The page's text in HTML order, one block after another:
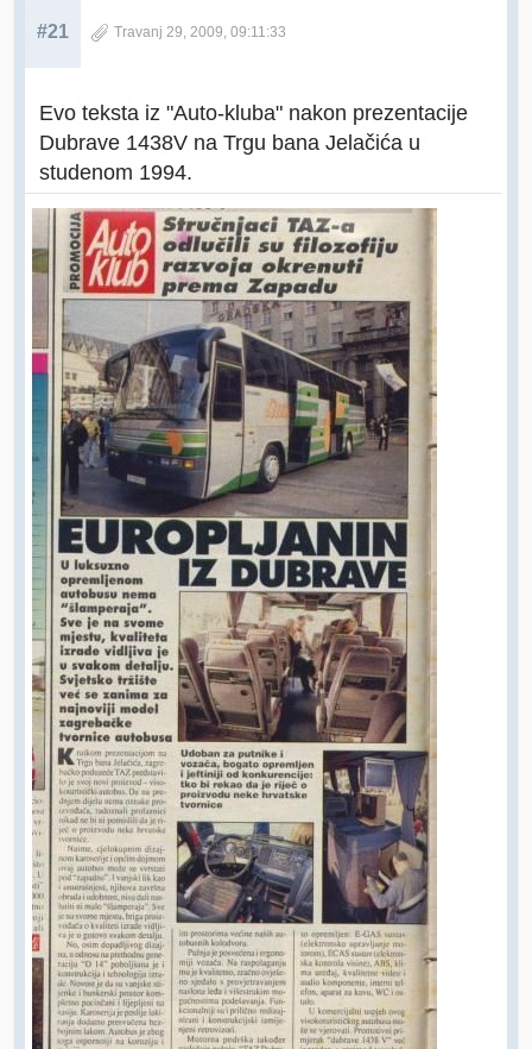
#21 Travanj 29, 2009, 09:11:33
Evo teksta iz "Auto-kluba" nakon prezentacije
Dubrave 1438V na Trgu bana Jelačića u
studenom 1994.